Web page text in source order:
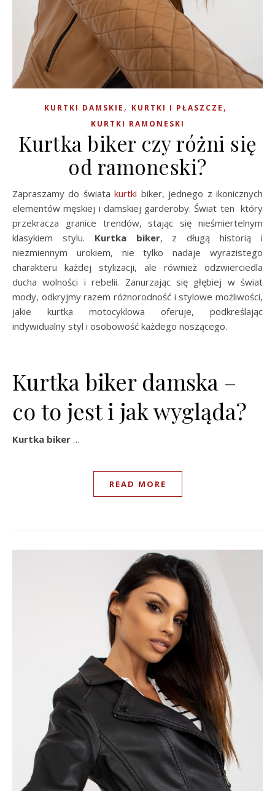
KURTKI DAMSKIE , KURTKI I PŁASZCZE ,
KURTKI RAMONESKI
Kurtka biker czy różni się
od ramoneski?
Zapraszamy do światakurtki biker, jednego z ikonicznych
elementów męskiej i damskiej garderoby. Świat ten który
przekracza granice trendów, stając się nieśmiertelnym
klasykiem stylu. Kurtka biker, z długą historią i
niezmiennym urokiem, nie tylko nadaje wyrazistego
charakteru każdej stylizacji, ale również odzwierciedla
ducha wolności i rebelii. Zanurzając się głębiej w świat
mody, odkryjmy razem różnorodność i stylowe możliwości,
jakie kurtka motocyklowa oferuje, podkreślając
indywidualny styl i osobowość każdego noszącego.
Kurtka biker damska –
co to jest i jak wygląda?
Kurtka biker …
READ MORE